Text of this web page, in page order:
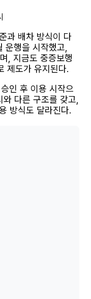
과 배차 방식이 다
행을 시작했고,
, 지금도 중증보행
제도가 유지된다.
인 후 이용 시작으
다른 구조를 갖고,
방식도 달라진다.